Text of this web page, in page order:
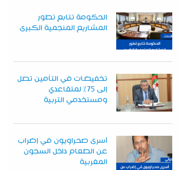
الحكومة تتابع تطور
المشاريع المنجمية الكبرى
تخفيضات في التأمين تصل
إلى 75% لمتقاعدي
ومستخدمي التربية
أسرى صحراويون في إضراب
عن الطعام داخل السجون
المغربية